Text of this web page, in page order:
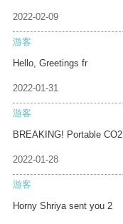
2022-02-09
游客
Hello, Greetings fr
2022-01-31
游客
BREAKING! Portable CO2
2022-01-28
游客
Horny Shriya sent you 2